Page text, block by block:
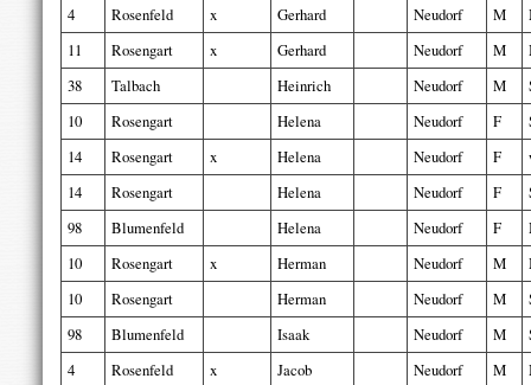
4
Rosenfeld x Gerhard Neudorf M
11
Rosengart x Gerhard Neudorf M
38
Talbach Heinrich Neudorf M
10
Rosengart Helena Neudorf F
14
Rosengart x Helena Neudorf F
14
Rosengart Helena Neudorf F
98
Blumenfeld Helena Neudorf F
10
Rosengart x Herman Neudorf M
10
Rosengart Herman Neudorf M
98
Blumenfeld Isaak Neudorf M
4
Rosenfeld x Jacob Neudorf M